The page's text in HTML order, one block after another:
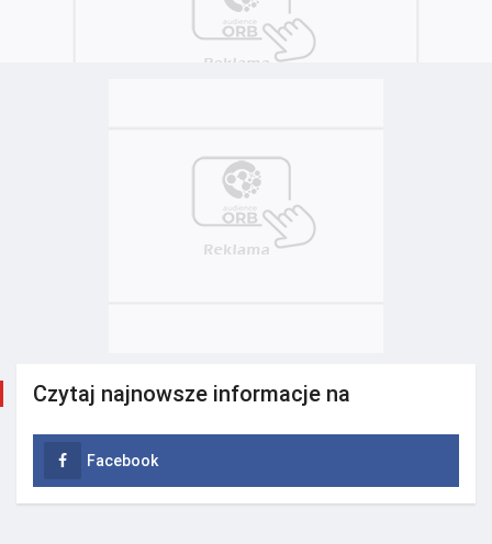
Czytaj najnowsze informacje na
Facebook